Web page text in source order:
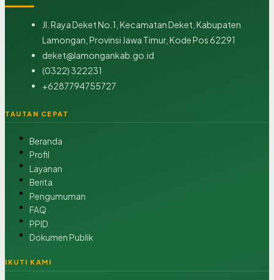
Jl. Raya Deket No.1, Kecamatan Deket, Kabupaten
Lamongan, Provinsi Jawa Timur, Kode Pos 62291
deket@lamongankab.go.id
(0322) 322231
+6287794755727
TAUTAN CEPAT
Beranda
Profil
Layanan
Berita
Pengumuman
FAQ
PPID
Dokumen Publik
IKUTI KAMI